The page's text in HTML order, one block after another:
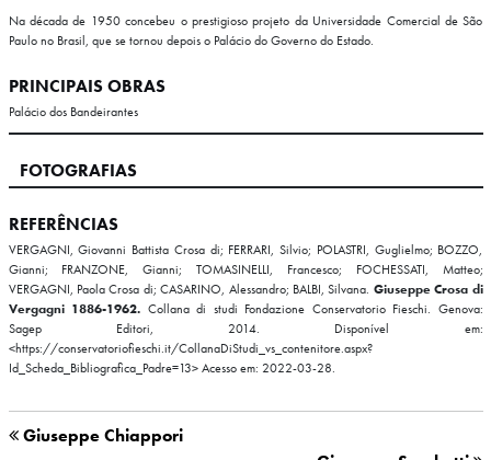
Na década de 1950 concebeu o prestigioso projeto da Universidade Comercial de São
Paulo no Brasil, que se tornou depois o Palácio do Governo do Estado.
PRINCIPAIS OBRAS
Palácio dos Bandeirantes
FOTOGRAFIAS
REFERÊNCIAS
VERGAGNI, Giovanni Battista Crosa di; FERRARI, Silvio; POLASTRI, Guglielmo; BOZZO,
Gianni; FRANZONE, Gianni; TOMASINELLI, Francesco; FOCHESSATI, Matteo;
VERGAGNI, Paola Crosa di; CASARINO, Alessandro; BALBI, Silvana. Giuseppe Crosa di
Vergagni 1886-1962. Collana di studi Fondazione Conservatorio Fieschi. Genova:
Sagep Editori, 2014. Disponível em:
<https://conservatoriofieschi.it/CollanaDiStudi_vs_contenitore.aspx?
Id_Scheda_Bibliografica_Padre=13> Acesso em: 2022-03-28.
Giuseppe Chiappori